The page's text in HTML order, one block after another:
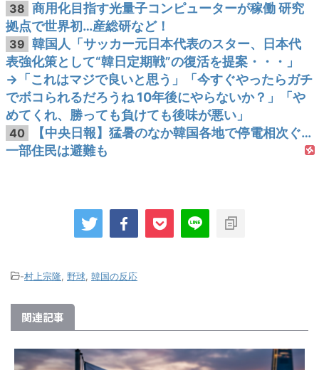
38 商用化目指す光量子コンピューターが稼働 研究
拠点で世界初…産総研など！
39 韓国人「サッカー元日本代表のスター、日本代
表強化策として“韓日定期戦”の復活を提案・・・」
→「これはマジで良いと思う」「今すぐやったらガチ
でボコられるだろうね 10年後にやらないか？」「や
めてくれ、勝っても負けても後味が悪い」
40
【中央日報】猛暑のなか韓国各地で停電相次ぐ…
一部住民は避難も
-村上宗隆 野球 韓国の反応
関連記事